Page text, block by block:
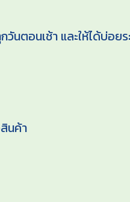
วันตอนเช้า และให้ได้บ่อย
นค้า